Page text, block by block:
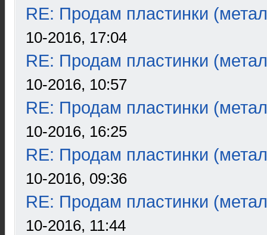
RE: Продам пластинки
10-2016, 17:04
RE: Продам пластинки
10-2016, 10:57
RE: Продам пластинки
10-2016, 16:25
RE: Продам пластинки
10-2016, 09:36
RE: Продам пластинки
10-2016, 11:44